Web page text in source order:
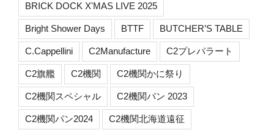
BRICK DOCK X'MAS LIVE 2025
Bright Shower Days BTTF BUTCHER’S TABLE
C.Cappellini C2Manufacture C2プレパラート
C2旗艦 C2機関 C2機関かに祭り
C2機関スペシャル C2機関パン 2023
C2機関パン2024 C2機関北海道遠征